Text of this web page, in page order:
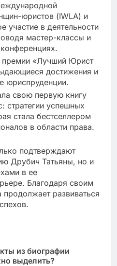
юристов (IWLA) и
участие в деятельности
мастер-классы и
премии «Лучший Юрист
достижения и
юриспруденции.
свою первую книгу
стратегии успешных
стала бестселлером
в области права.
подтверждают
Друбич Татьяны, но и
в ее
Благодаря своим
продолжает развиваться
из биографии
выделить?